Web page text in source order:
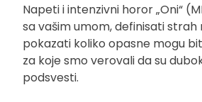
Napeti i intenzivni horor „Oni“
sa vašim umom, definisati strah
pokazati koliko opasne mogu
za koje smo verovali da su
podsvesti.